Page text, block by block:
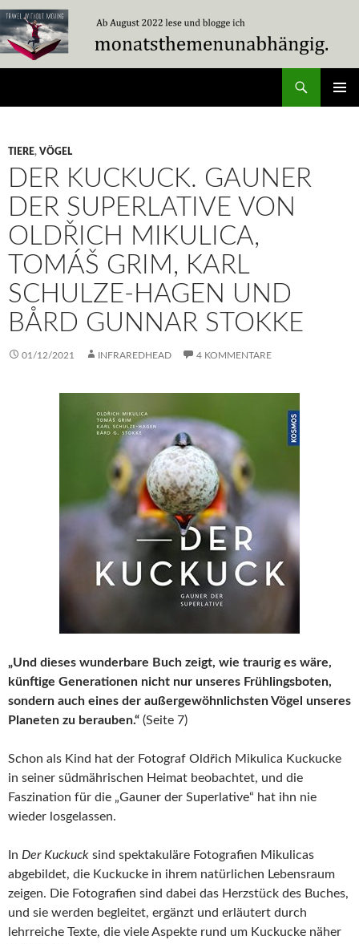
Zum
Inhalt
springen
TIERE, VÖGEL
DER KUCKUCK. GAUNER
DER SUPERLATIVE VON
OLDŘICH MIKULICA,
TOMÁŠ GRIM, KARL
SCHULZE-HAGEN UND
BÅRD GUNNAR STOKKE
01/12/2021 INFRAREDHEAD 4 KOMMENTARE
„Und dieses wunderbare Buch zeigt, wie traurig es wäre,
künftige Generationen nicht nur unseres Frühlingsboten,
sondern auch eines der außergewöhnlichsten Vögel unseres
Planeten zu berauben.“ (Seite 7)
Schon als Kind hat der Fotograf Oldřich Mikulica Kuckucke
in seiner südmährischen Heimat beobachtet, und die
Faszination für die „Gauner der Superlative“ hat ihn nie
wieder losgelassen.
In Der Kuckuck sind spektakuläre Fotografien Mikulicas
abgebildet, die Kuckucke in ihrem natürlichen Lebensraum
zeigen. Die Fotografien sind dabei das Herzstück des Buches,
und sie werden begleitet, ergänzt und erläutert durch
lehrreiche Texte, die viele Aspekte rund um Kuckucke näher